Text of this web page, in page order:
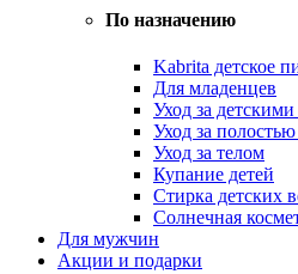
По назначению
Kabrita детское
Для младенцев
Уход за
Уход за полостью
Уход за телом
Купание детей
Стирка детских
Солнечная
Для мужчин
Акции и подарки